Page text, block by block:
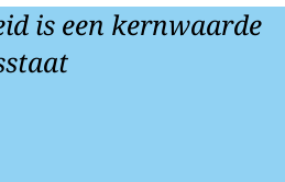
is een kernwaarde